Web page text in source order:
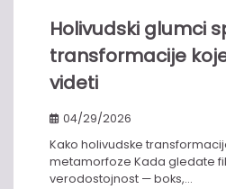
Holivudski glumci
transformacije
videti
04/29/2026
Kako holivudske
metamorfoze Kada gledate
verodostojnost — boks,…